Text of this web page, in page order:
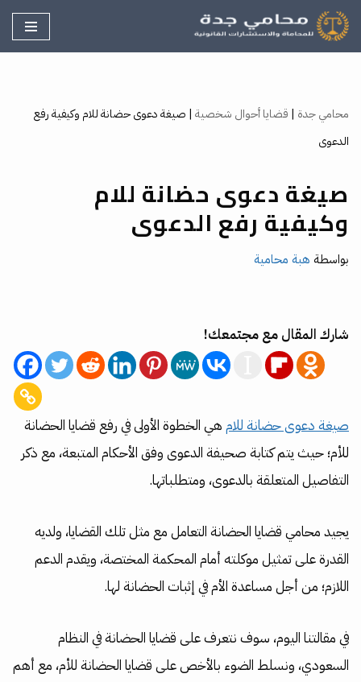
تخطى
محامي جدة | قضايا أحوال شخصية | صيغة دعوى حضانة للام وكيفية رفع
الدعوى
صيغة دعوى حضانة للام
وكيفية رفع الدعوى
بواسطة هبة محامية
شارك المقال مع مجتمعك!
صيغة دعوى حضانة للام هي الخطوة الأولى في رفع قضايا الحضانة
للأم؛ حيث يتم كتابة صحيفة الدعوى وفق الأحكام المتبعة، مع ذكر
التفاصيل المتعلقة بالدعوى، ومتطلباتها.
يجيد محامي قضايا الحضانة التعامل مع مثل تلك القضايا، ولديه
القدرة على تمثيل موكلته أمام المحكمة المختصة، ويقدم الدعم
اللازم؛ من أجل مساعدة الأم في إثبات الحضانة لها.
في مقالتنا اليوم، سوف نتعرف على قضايا الحضانة في النظام
السعودي، ونسلط الضوء بالأخص على قضايا الحضانة للأم، مع أهم